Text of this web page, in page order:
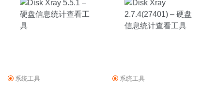
系统工具 系统工具
2020-05-22
Deliver Express 2.7.12 – 快速的FTP传输工具 2025-12-14
4K Video Downloader 4.12.5 中文版-YouTube、Vimeo视